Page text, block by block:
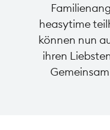
heasytime
können nun
ihren